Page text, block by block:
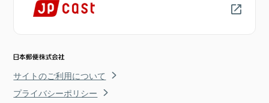
サイトのご利用について
プライバシーポリシー